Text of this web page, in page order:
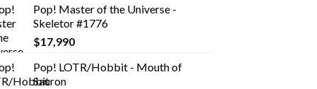
Pop! Master of the Universe -
Skeletor #1776
$17,990
Pop! LOTR/Hobbit - Mouth of
Sauron